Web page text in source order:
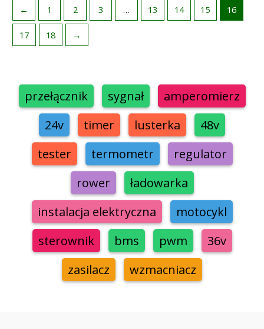
przełącznik sygnał
amperomierz
24v
timer lusterka
48v
tester
termometr
regulator
rower
ładowarka
instalacja elektryczna
motocykl
sterownik
bms pwm
36v
zasilacz
wzmacniacz
← 1 2 3 … 13 14 15 16
17 18 →